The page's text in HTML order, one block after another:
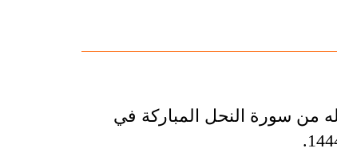
من سورة النحل المباركة في